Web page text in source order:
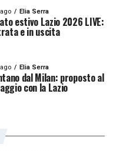
Elia Serra
estivo Lazio 2026 LIVE:
e in uscita
Elia Serra
dal Milan: proposto al
con la Lazio